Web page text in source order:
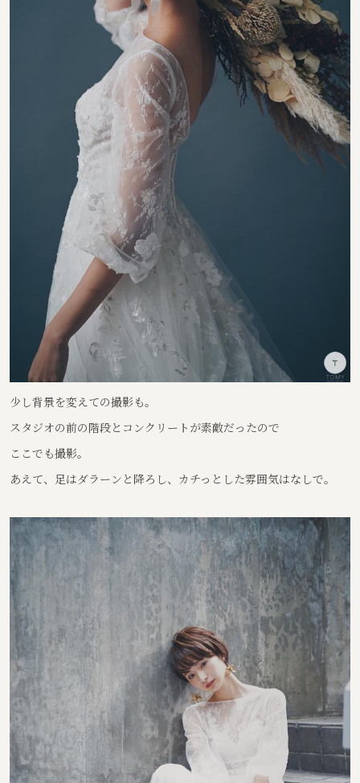
少し背景を変えての撮影も。
スタジオの前の階段とコンクリートが素敵だったので
ここでも撮影。
あえて、足はダラーンと降ろし、カチっとした雰囲気はなしで。